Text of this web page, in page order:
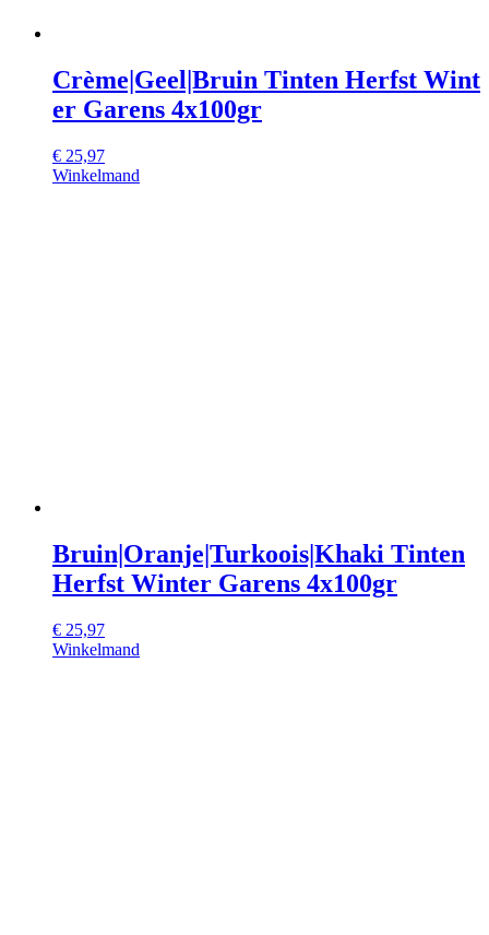
Crème|Geel|Bruin Tinten Herfst Wint
er Garens 4x100gr
€ 25,97
Winkelmand
Bruin|Oranje|Turkoois|Khaki Tinten
Herfst Winter Garens 4x100gr
€ 25,97
Winkelmand